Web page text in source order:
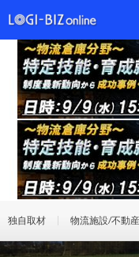
独自取材 物流施設/不動産